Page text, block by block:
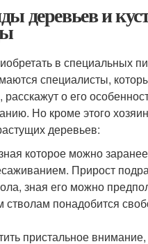
деревьев и
в специальных
специалисты,
о его
Но кроме этого
деревьев:
которое можно
Прирост
зная его можно
понадобится
пристальное внимание,